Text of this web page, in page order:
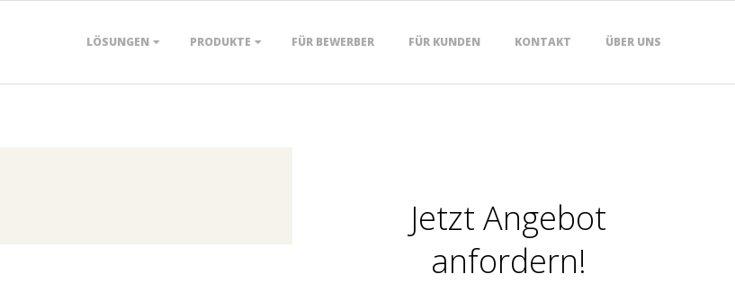
LÖSUNGEN PRODUKTE FÜR BEWERBER FÜR KUNDEN KONTAKT ÜBER UNS
Jetzt Angebot
anfordern!